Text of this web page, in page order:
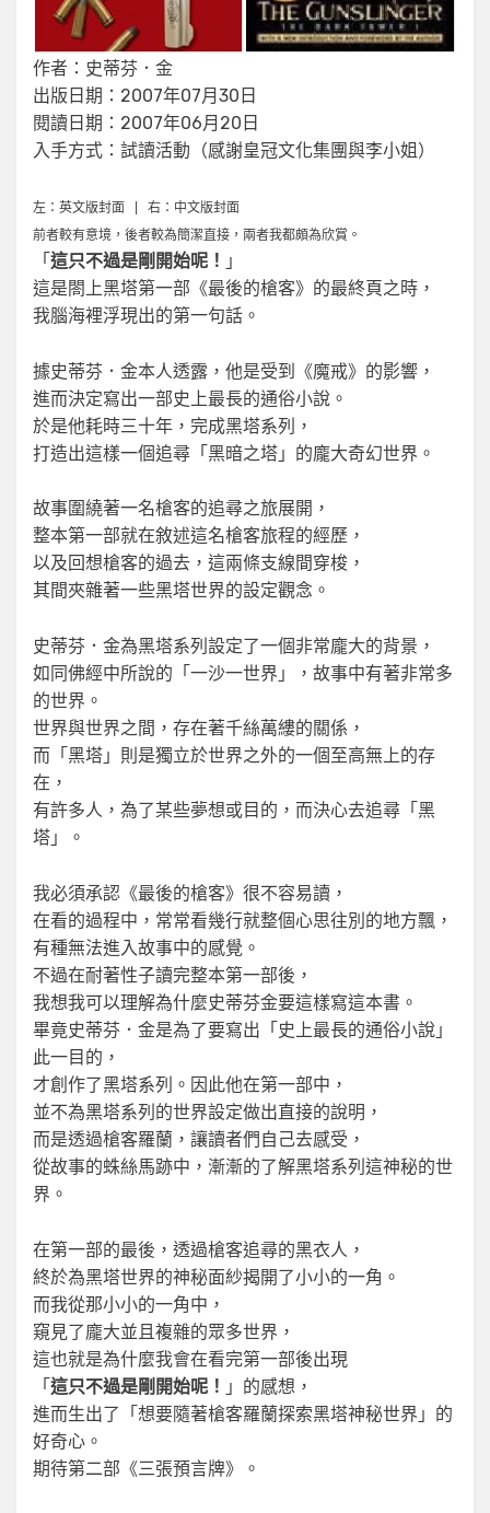
作者：史蒂芬．金
出版日期：2007年07月30日
閱讀日期：2007年06月20日
入手方式：試讀活動（感謝皇冠文化集團與李小姐）
左：英文版封面 | 右：中文版封面
前者較有意境，後者較為簡潔直接，兩者我都頗為欣賞。
「 這只不過是剛開始呢！ 」
這是閤上黑塔第一部《最後的槍客》的最終頁之時，
我腦海裡浮現出的第一句話。
據史蒂芬．金本人透露，他是受到《魔戒》的影響，
進而決定寫出一部史上最長的通俗小說。
於是他耗時三十年，完成黑塔系列，
打造出這樣一個追尋「黑暗之塔」的龐大奇幻世界。
故事圍繞著一名槍客的追尋之旅展開，
整本第一部就在敘述這名槍客旅程的經歷，
以及回想槍客的過去，這兩條支線間穿梭，
其間夾雜著一些黑塔世界的設定觀念。
史蒂芬．金為黑塔系列設定了一個非常龐大的背景，
如同佛經中所說的「一沙一世界」，故事中有著非常多
的世界。
世界與世界之間，存在著千絲萬縷的關係，
而「黑塔」則是獨立於世界之外的一個至高無上的存
在，
有許多人，為了某些夢想或目的，而決心去追尋「黑
塔」。
我必須承認《最後的槍客》很不容易讀，
在看的過程中，常常看幾行就整個心思往別的地方飄，
有種無法進入故事中的感覺。
不過在耐著性子讀完整本第一部後，
我想我可以理解為什麼史蒂芬金要這樣寫這本書。
畢竟史蒂芬．金是為了要寫出「史上最長的通俗小說」
此一目的，
才創作了黑塔系列。因此他在第一部中，
並不為黑塔系列的世界設定做出直接的說明，
而是透過槍客羅蘭，讓讀者們自己去感受，
從故事的蛛絲馬跡中，漸漸的了解黑塔系列這神秘的世
界。
在第一部的最後，透過槍客追尋的黑衣人，
終於為黑塔世界的神秘面紗揭開了小小的一角。
而我從那小小的一角中，
窺見了龐大並且複雜的眾多世界，
這也就是為什麼我會在看完第一部後出現
「 這只不過是剛開始呢！ 」的感想，
進而生出了「想要隨著槍客羅蘭探索黑塔神秘世界」的
好奇心。
期待第二部《三張預言牌》。